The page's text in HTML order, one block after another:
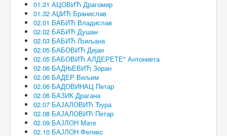
01.31 АЦОВИЋ Драгомир
01.32 АЏИЋ Бранислав
02.01 БАБИЋ Владислав
02.02 БАБИЋ Душан
02.03 БАБИЋ Љиљана
02.05 БАБОВИЋ Дејан
02.05 БАБОВИЋ АЛДЕРЕТЕ* Антониета
02.06 БАДЊЕВИЋ Зоран
02.06 БАДЕР Виљем
02.06 БАДОВИНАЦ Петар
02.06 БАЗИК Драгана
02.07 БАЈАЛОВИЋ Ђура
02.08 БАЈАЛОВИЋ Петар
02.09 БАЈЛОН Мате
02.10 БАЈЛОН Феликс